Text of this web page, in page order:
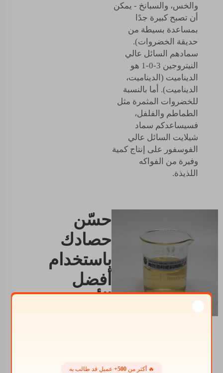
والخس، والسبانخ - يمكن
أن تصبح كبيرة جدًا
بمساعدة بسيطة من
حديقة الخضروات).
سمادهم السائل عالي
النيتروجين 3-0-1 هو
الديناميت (الديناميت،
الديناميت). أما بالنسبة
للخضروات المثمرة مثل
الطماطم والفلفل،
فسيساعدكم سماد
شيلايت السائل عالي
الفوسفور على إنتاج كمية
وفيرة من الفواكه
اللذيذة.
حسّن
حصادك
باستخدام
أفضل
الأسمدة
للاستثمار الأفضل في
🔥 أكثر من500+ عميلٍ قد طالب به